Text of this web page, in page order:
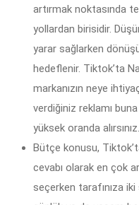
artırmak noktasında
yollardan birisidir.
yarar sağlarken
hedeflenir. Tiktok’ta
markanızın neye
verdiğiniz reklamı
yüksek oranda alırsınız.
Bütçe konusu,
cevabı olarak en çok
seçerken tarafınıza